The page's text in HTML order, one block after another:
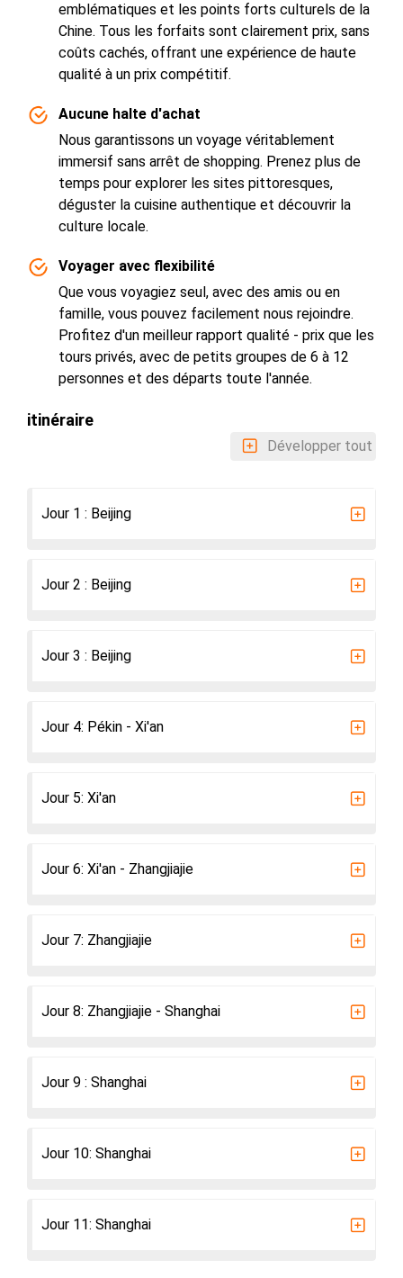
emblématiques et les points forts culturels de la
Chine. Tous les forfaits sont clairement prix, sans
coûts cachés, offrant une expérience de haute
qualité à un prix compétitif.
Aucune halte d'achat
Nous garantissons un voyage véritablement
immersif sans arrêt de shopping. Prenez plus de
temps pour explorer les sites pittoresques,
déguster la cuisine authentique et découvrir la
culture locale.
Voyager avec flexibilité
Que vous voyagiez seul, avec des amis ou en
famille, vous pouvez facilement nous rejoindre.
Profitez d'un meilleur rapport qualité - prix que les
tours privés, avec de petits groupes de 6 à 12
personnes et des départs toute l'année.
itinéraire
Développer tout
Jour 1 : Beijing
Jour 2 : Beijing
Jour 3 : Beijing
Jour 4: Pékin - Xi'an
Jour 5: Xi'an
Jour 6: Xi'an - Zhangjiajie
Jour 7: Zhangjiajie
Jour 8: Zhangjiajie - Shanghai
Jour 9 : Shanghai
Jour 10: Shanghai
Jour 11: Shanghai